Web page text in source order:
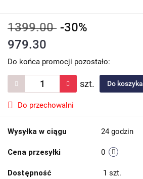
1399.00 -30%
979.30
Do końca promocji pozostało:
szt. Do koszyka
Do przechowalni
Wysyłka w ciągu 24 godzin
Cena przesyłki 0
Dostępność 1 szt.